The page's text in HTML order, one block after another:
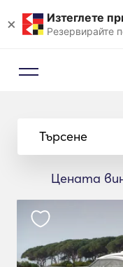
× Изтеглете
Резервирайте
Търсене
Цената